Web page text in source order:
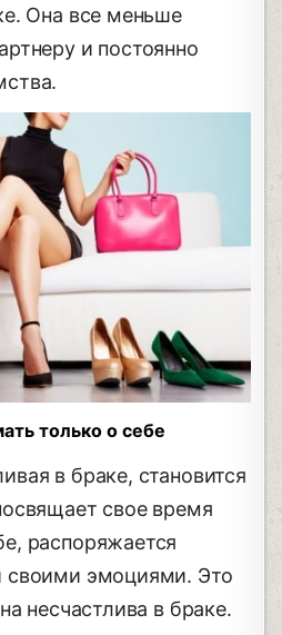
Она все меньше
и постоянно
только о себе
в браке, становится
свое время
распоряжается
своими эмоциями. Это
несчастлива в браке.